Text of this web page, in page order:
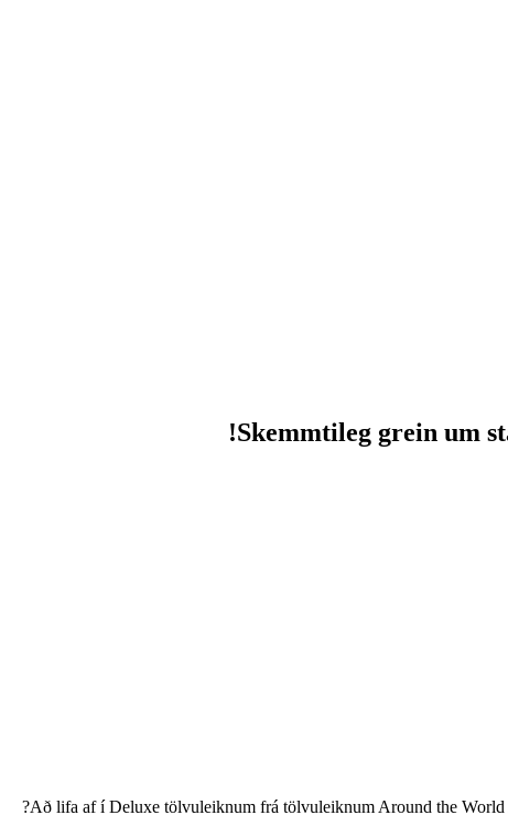
Skemmtileg grein um
Að lifa af í Deluxe tölvuleiknum frá tölvuleiknum Around the